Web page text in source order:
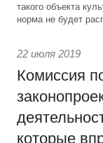
такого объекта
норма не будет
22 июля 2019
Комиссия
которые